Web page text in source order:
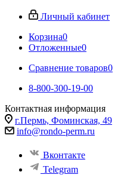
Личный кабинет
Корзина0
Отложенные0
Сравнение товаров0
8-800-300-19-00
Контактная информация
г.Пермь, Фоминская, 49
info@rondo-perm.ru
Вконтакте
Telegram